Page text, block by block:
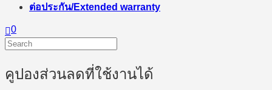
ต่อประกัน/Extended warranty
0
คูปองส่วนลดที่ใช้งานได้